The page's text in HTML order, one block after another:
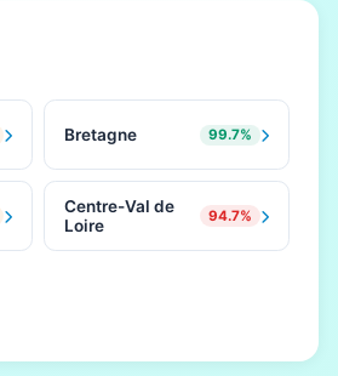
Bretagne 99.7%
Centre-Val de
Loire
94.7%